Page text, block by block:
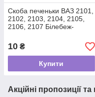
Скоба печеньки ВАЗ 2101,
2102, 2103, 2104, 2105,
2106, 2107 Білебеж-
10 ₴
Купити
Акційні пропозиції